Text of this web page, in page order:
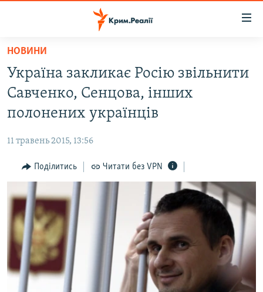
Перейти
основного
матеріалу
до
основної
навігації
Перейти
до
пошуку
ВОДА.КРИМ
БЛОГИ
ПОГЛЯД
ІНТЕРВ'Ю
ВСЕ ЗА ДЕНЬ
СПЕЦПРОЕКТИ
ДЕПОРТАЦІЯ
ВІДЕОУРОКИ «ELIFBE»
ЯК ОБІЙТИ БЛОКУВАННЯ
Русский
НОВИНИ
Україна закликає Росію звільнити
Савченко, Сенцова, інших
полонених українців
11 травень 2015, 13:56
Поділитись Читати без VPN